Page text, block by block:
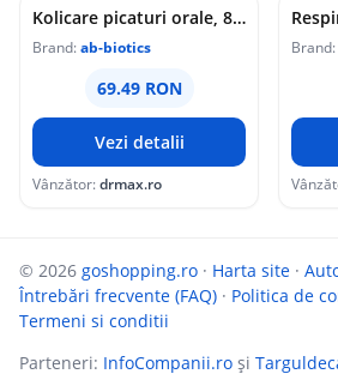
Kolicare picaturi orale, 8ml, Ab-Biotics
Brand:ab-biotics
69.49 RON
Vezi detalii
Vânzător:drmax.ro
Brand:
© 2026 goshopping.ro · Harta site ·
Întrebări frecvente (FAQ) · Politica de
Termeni si conditii
Parteneri: InfoCompanii.ro și